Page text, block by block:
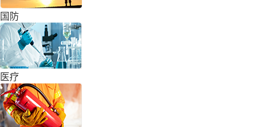
国防
医疗